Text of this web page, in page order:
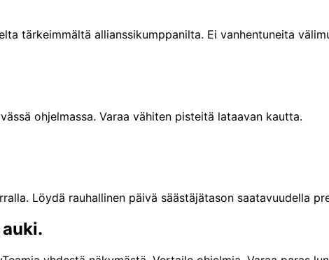
tärkeimmältä allianssikumppanilta. Ei vanhentuneita
ohjelmassa. Varaa vähiten pisteitä lataavan kautta.
Löydä rauhallinen päivä säästäjätason saatavuudella
auki.